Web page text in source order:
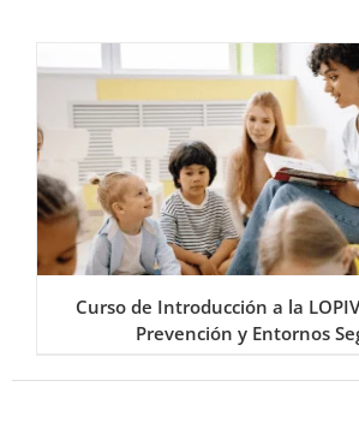
Curso de Introducción a la
Prevención y Entornos